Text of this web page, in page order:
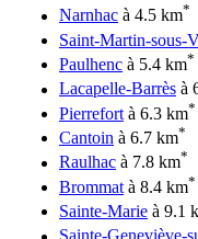
Narnhac à 4.5 km*
Saint-Martin-sous-
Paulhenc à 5.4 km*
Lacapelle-Barrès à
Pierrefort à 6.3 km*
Cantoin à 6.7 km*
Raulhac à 7.8 km*
Brommat à 8.4 km*
Sainte-Marie à 9.1